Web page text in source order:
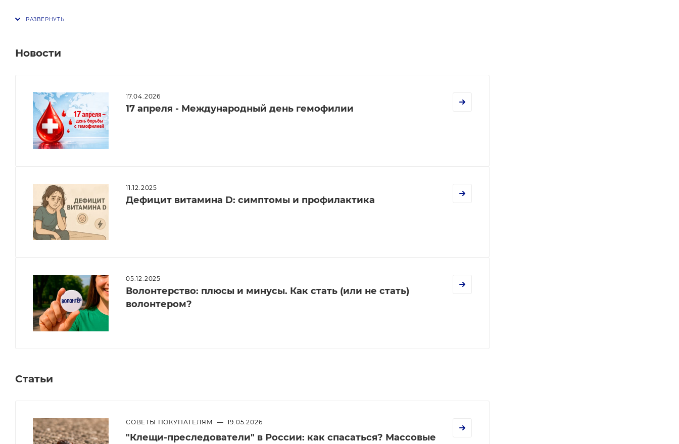
Новости
17.04.2026
17 апреля - Международный день гемофилии
11.12.2025
Дефицит витамина D: симптомы и профилактика
05.12.2025
Волонтерство: плюсы и минусы. Как стать (или не стать)
волонтером?
Статьи
СОВЕТЫ ПОКУПАТЕЛЯМ — 19.05.2026
"Клещи-преследователи" в России: как спасаться? Массовые